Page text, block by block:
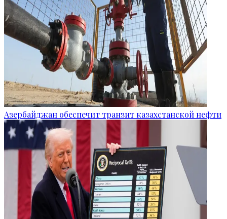
Азербайджан обеспечит транзит казахстанской нефти